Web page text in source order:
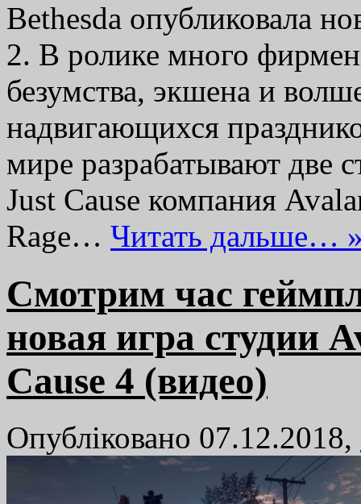
Bethesda опубликовала
2. В ролике много
безумства, экшена и
надвигающихся
мире разрабатывают две
Just Cause компания
Rage… Читать дальше…
Смотрим час
новая игра студии
Cause 4 (видео)
Опубліковано 07.12.2018,